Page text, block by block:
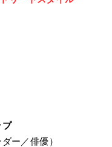
プ
ー／俳優）